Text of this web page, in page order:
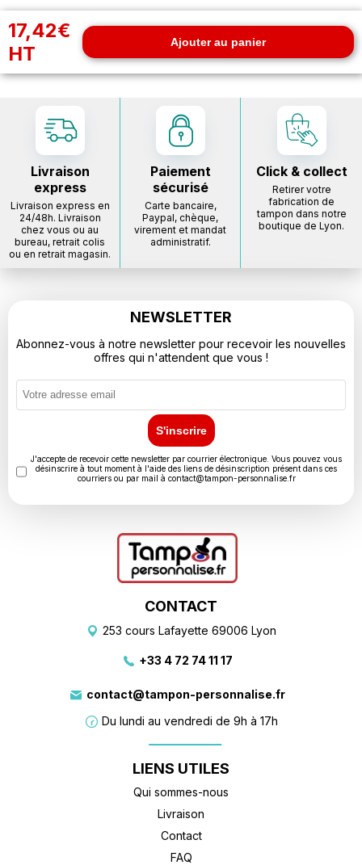
17,42€
HT
Ajouter au panier
Livraison
express
Livraison express en
24/48h. Livraison
chez vous ou au
bureau, retrait colis
ou en retrait magasin.
Paiement
sécurisé
Carte bancaire,
Paypal, chèque,
virement et mandat
administratif.
Click & collect
Retirer votre
fabrication de
tampon dans notre
boutique de Lyon.
CONTACT
253 cours Lafayette 69006 Lyon
+33 4 72 74 11 17
contact@tampon-personnalise.fr
Du lundi au vendredi de 9h à 17h
LIENS UTILES
Qui sommes-nous
Livraison
Contact
FAQ
NEWSLETTER
Abonnez-vous à notre newsletter pour recevoir les nouvelles
offres qui n'attendent que vous !
S'inscrire
J'accepte de recevoir cette newsletter par courrier électronique. Vous pouvez vous
désinscrire à tout moment à l'aide des liens de désinscription présent dans ces
courriers ou par mail à contact@tampon-personnalise.fr